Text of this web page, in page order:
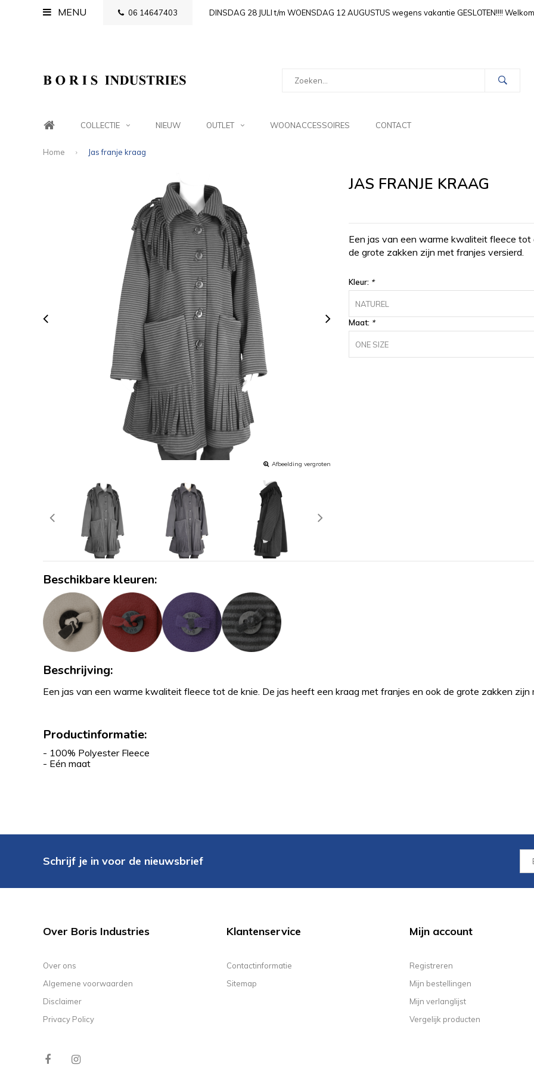
MENU 06 14647403 DINSDAG 28 JULI t/m WOENSDAG 12 AUGUSTUS wegens vakantie GESLOTEN!!!!
COLLECTIE NIEUW OUTLET WOONACCESSOIRES CONTACT
Home Jas franje kraag
Afbeelding vergroten
JAS FRANJE KRAAG
Een jas van een warme kwaliteit fleece
de grote zakken zijn met franjes versierd.
Kleur: *
NATUREL
Maat: *
ONE SIZE
Beschikbare kleuren:
Beschrijving:
Een jas van een warme kwaliteit fleece tot de knie. De jas heeft een kraag met franjes en ook de grote zakken zijn
Productinformatie:
- 100% Polyester Fleece
- Eén maat
Schrijf je in voor de nieuwsbrief
Over Boris Industries
Over ons
Algemene voorwaarden
Disclaimer
Privacy Policy
Klantenservice
Contactinformatie
Sitemap
Mijn account
Registreren
Mijn bestellingen
Mijn verlanglijst
Vergelijk producten